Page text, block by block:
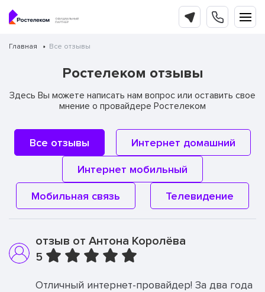
Главная Все отзывы
Ростелеком отзывы
Здесь Вы можете написать нам вопрос или оставить свое
мнение о провайдере Ростелеком
Все отзывы Интернет домашний
Интернет мобильный
Мобильная связь Телевидение
отзыв от Антона Королёва
5
Отличный интернет-провайдер! За два года